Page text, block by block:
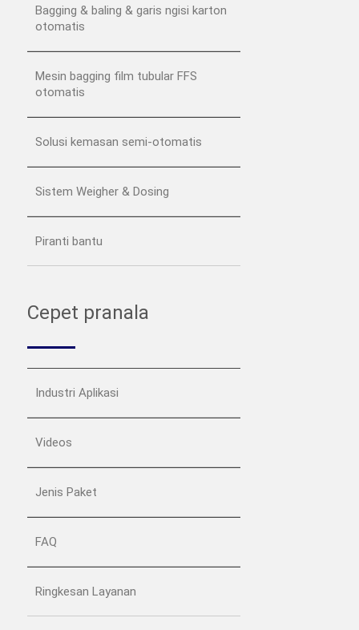
Bagging & baling & garis ngisi karton
otomatis
Mesin bagging film tubular FFS
otomatis
Solusi kemasan semi-otomatis
Sistem Weigher & Dosing
Piranti bantu
Cepet pranala
Industri Aplikasi
Videos
Jenis Paket
FAQ
Ringkesan Layanan